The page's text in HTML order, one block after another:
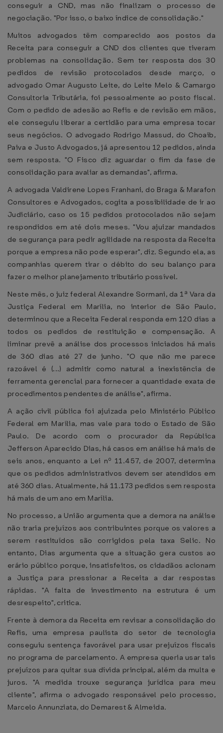
conseguir a CND, mas não finalizam o processo de
negociação. "Por isso, o baixo índice de consolidação."
Muitos advogados têm comparecido aos postos da
Receita para conseguir a CND dos clientes que tiveram
problemas na consolidação. Sem ter resposta dos 30
pedidos de revisão protocolados desde março, o
advogado Omar Augusto Leite, do Leite Melo & Camargo
Consultoria Tributária, foi pessoalmente ao posto fiscal.
Com o pedido de adesão ao Refis e de revisão em mãos,
ele conseguiu liberar a certidão para uma empresa tocar
seus negócios. O advogado Rodrigo Massud, do Choaib,
Paiva e Justo Advogados, já apresentou 12 pedidos, ainda
sem resposta. "O Fisco diz aguardar o fim da fase de
consolidação para avaliar as demandas", afirma.
A advogada Valdirene Lopes Franhani, do Braga & Marafon
Consultores e Advogados, cogita a possibilidade de ir ao
Judiciário, caso os 15 pedidos protocolados não sejam
respondidos em até dois meses. "Vou ajuizar mandados
de segurança para pedir agilidade na resposta da Receita
porque a empresa não pode esperar", diz. Segundo ela, as
companhias querem tirar o débito do seu balanço para
fazer o melhor planejamento tributário possível.
Neste mês, o juiz federal Alexandre Sormani, da 1ª Vara da
Justiça Federal em Marília, no interior de São Paulo,
determinou que a Receita Federal responda em 120 dias a
todos os pedidos de restituição e compensação. A
liminar prevê a análise dos processos iniciados há mais
de 360 dias até 27 de junho. "O que não me parece
razoável é (...) admitir como natural a inexistência de
ferramenta gerencial para fornecer a quantidade exata de
procedimentos pendentes de análise", afirma.
A ação civil pública foi ajuizada pelo Ministério Público
Federal em Marília, mas vale para todo o Estado de São
Paulo. De acordo com o procurador da República
Jefferson Aparecido Dias, há casos em análise há mais de
seis anos, enquanto a Lei nº 11.457, de 2007, determina
que os pedidos administrativos devem ser atendidos em
até 360 dias. Atualmente, há 11.173 pedidos sem resposta
há mais de um ano em Marília.
No processo, a União argumenta que a demora na análise
não traria prejuízos aos contribuintes porque os valores a
serem restituídos são corrigidos pela taxa Selic. No
entanto, Dias argumenta que a situação gera custos ao
erário público porque, insatisfeitos, os cidadãos acionam
a Justiça para pressionar a Receita a dar respostas
rápidas. "A falta de investimento na estrutura é um
desrespeito", critica.
Frente à demora da Receita em revisar a consolidação do
Refis, uma empresa paulista do setor de tecnologia
conseguiu sentença favorável para usar prejuízos fiscais
no programa de parcelamento. A empresa queria usar tais
prejuízos para quitar sua dívida principal, além da multa e
juros. "A medida trouxe segurança jurídica para meu
cliente", afirma o advogado responsável pelo processo,
Marcelo Annunziata, do Demarest & Almeida.